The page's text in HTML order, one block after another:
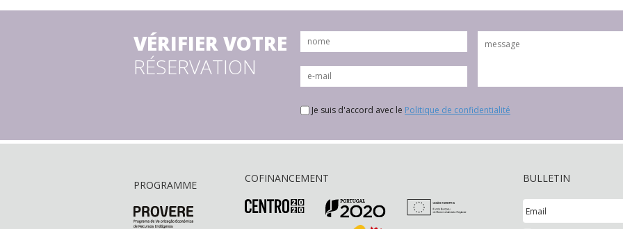
VÉRIFIER VOTRE
RÉSERVATION
Je suis d'accord avec le Politique de confidentialité
PROGRAMME
COFINANCEMENT BULLETIN